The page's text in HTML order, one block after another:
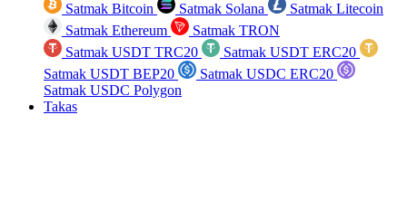
Satmak Bitcoin Satmak Solana
Satmak Litecoin
Satmak Ethereum
Satmak TRON
Satmak USDT TRC20
Satmak USDT ERC20
Satmak USDT BEP20
Satmak USDC ERC20
Satmak USDC Polygon
Takas